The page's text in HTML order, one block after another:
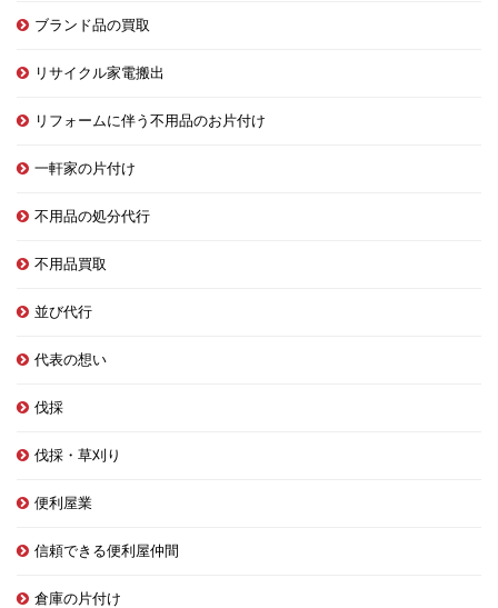
ブランド品の買取
リサイクル家電搬出
リフォームに伴う不用品のお片付け
一軒家の片付け
不用品の処分代行
不用品買取
並び代行
代表の想い
伐採
伐採・草刈り
便利屋業
信頼できる便利屋仲間
倉庫の片付け